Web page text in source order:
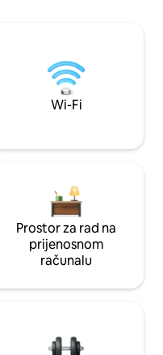
Wi-Fi
Prostor za rad na
prijenosnom
računalu